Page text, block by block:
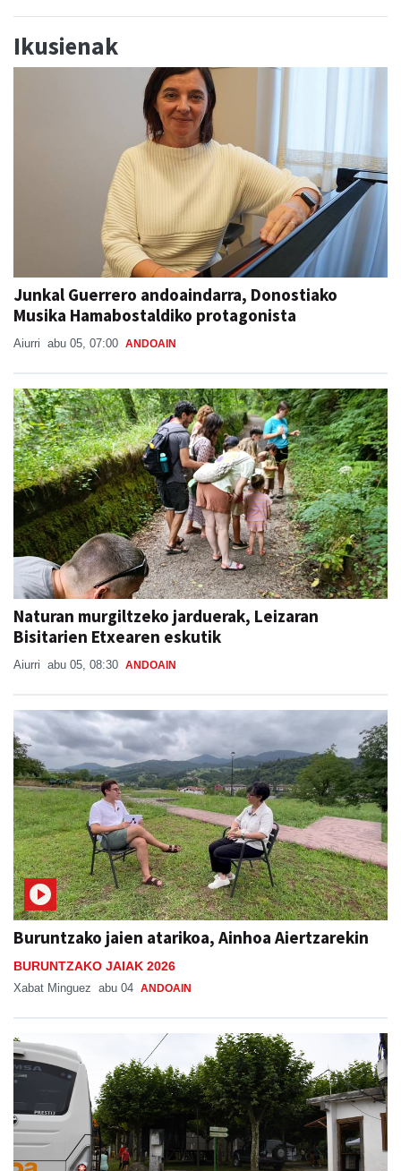
Ikusienak
Junkal Guerrero andoaindarra, Donostiako
Musika Hamabostaldiko protagonista
Aiurri abu 05, 07:00 ANDOAIN
Naturan murgiltzeko jarduerak, Leizaran
Bisitarien Etxearen eskutik
Aiurri abu 05, 08:30 ANDOAIN
Buruntzako jaien atarikoa, Ainhoa Aiertzarekin
BURUNTZAKO JAIAK 2026
Xabat Minguez abu 04 ANDOAIN